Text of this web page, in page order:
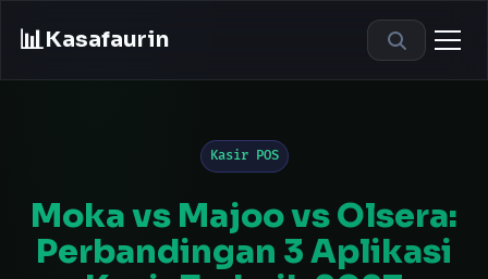
📊Kasafaurin
Kasir POS
Moka vs Majoo vs Olsera:
Perbandingan 3 Aplikasi